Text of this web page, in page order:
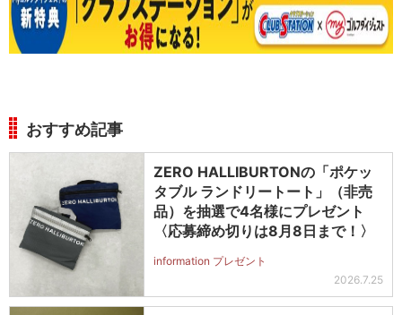
おすすめ記事
ZERO HALLIBURTONの「ポケッ
タブル ランドリートート」（非売
品）を抽選で4名様にプレゼント
〈応募締め切りは8月8日まで！〉
information プレゼント
2026.7.25